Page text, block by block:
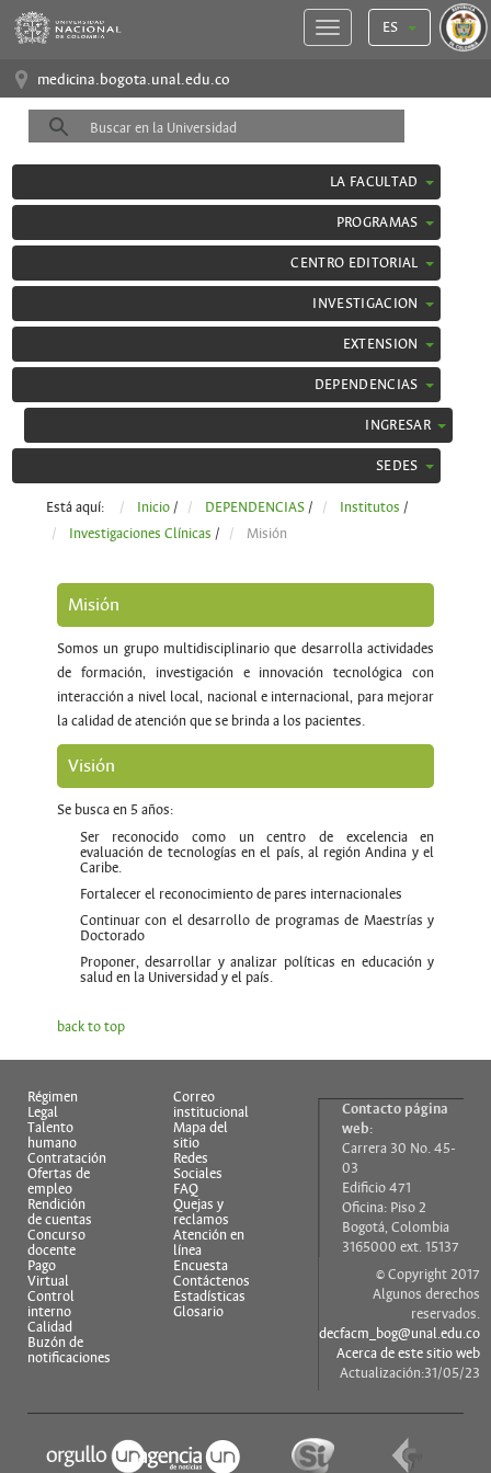
ES
medicina.bogota.unal.edu.co
LA FACULTAD
PROGRAMAS
CENTRO EDITORIAL
INVESTIGACION
EXTENSION
DEPENDENCIAS
INGRESAR
SEDES
Está aquí: Inicio / DEPENDENCIAS / Institutos /
Investigaciones Clínicas / Misión
Misión
Somos un grupo multidisciplinario que desarrolla actividades
de formación, investigación e innovación tecnológica con
interacción a nivel local, nacional e internacional, para mejorar
la calidad de atención que se brinda a los pacientes.
Visión
Se busca en 5 años:
Ser reconocido como un centro de excelencia en
evaluación de tecnologías en el país, al región Andina y el
Caribe.
Fortalecer el reconocimiento de pares internacionales
Continuar con el desarrollo de programas de Maestrías y
Doctorado
Proponer, desarrollar y analizar políticas en educación y
salud en la Universidad y el país.
back to top
Régimen
Legal
Talento
humano
Contratación
Ofertas de
empleo
Rendición
de cuentas
Concurso
docente
Pago
Virtual
Control
interno
Calidad
Buzón de
notificaciones
Correo
institucional
Mapa del
sitio
Redes
Sociales
FAQ
Quejas y
reclamos
Atención en
línea
Encuesta
Contáctenos
Estadísticas
Glosario
Contacto página
web:
Carrera 30 No. 45-
03
Edificio 471
Oficina: Piso 2
Bogotá, Colombia
3165000 ext. 15137
© Copyright 2017
Algunos derechos
reservados.
decfacm_bog@unal.edu.co
Acerca de este sitio web
Actualización:31/05/23